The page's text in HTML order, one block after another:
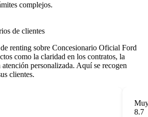
complejos.
de clientes
renting sobre Concesionario Oficial Ford
como la claridad en los contratos, la
personalizada. Aquí se recogen
clientes.
8.7